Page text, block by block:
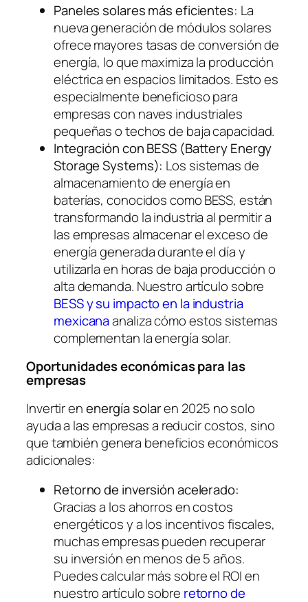
Paneles solares más eficientes: La
nueva generación de módulos solares
ofrece mayores tasas de conversión de
energía, lo que maximiza la producción
eléctrica en espacios limitados. Esto es
especialmente beneficioso para
empresas con naves industriales
pequeñas o techos de baja capacidad.
Integración con BESS (Battery Energy
Storage Systems): Los sistemas de
almacenamiento de energía en
baterías, conocidos como BESS, están
transformando la industria al permitir a
las empresas almacenar el exceso de
energía generada durante el día y
utilizarla en horas de baja producción o
alta demanda. Nuestro artículo sobre
BESS y su impacto en la industria
mexicanaanaliza cómo estos sistemas
complementan la energía solar.
Oportunidades económicas para las
empresas
Invertir enenergía solaren 2025 no solo
ayuda a las empresas a reducir costos, sino
que también genera beneficios económicos
adicionales:
Retorno de inversión acelerado:
Gracias a los ahorros en costos
energéticos y a los incentivos fiscales,
muchas empresas pueden recuperar
su inversión en menos de 5 años.
Puedes calcular más sobre el ROI en
nuestro artículo sobre retorno de